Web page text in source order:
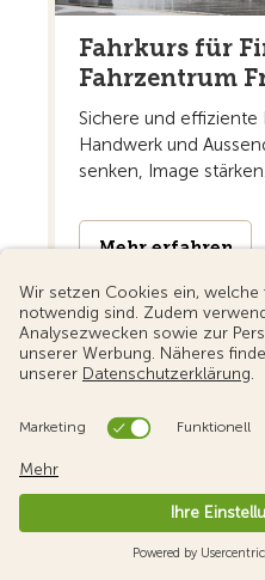
Fahrkurs für
Fahrzentrum
Sichere und effiziente
Handwerk und
senken, Image
Mehr erfahren
News